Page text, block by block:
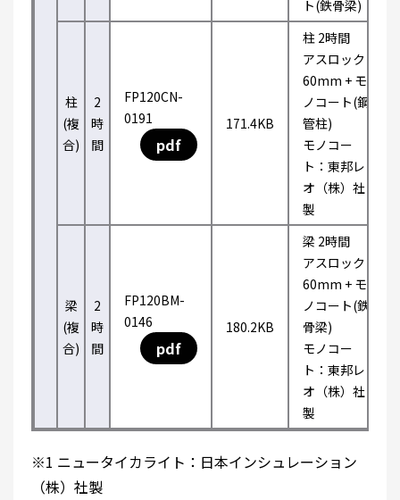
ト(鉄骨梁)
柱
(複
合)
2
時
間
FP120CN-
0191
pdf
171.4KB
柱 2時間
アスロック
60mm + モ
ノコート(鋼
管柱)
モノコー
ト：東邦レ
オ（株）社
製
梁
(複
合)
2
時
間
FP120BM-
0146
pdf
180.2KB
梁 2時間
アスロック
60mm + モ
ノコート(鉄
骨梁)
モノコー
ト：東邦レ
オ（株）社
製
※1 ニュータイカライト：日本インシュレーション
（株）社製